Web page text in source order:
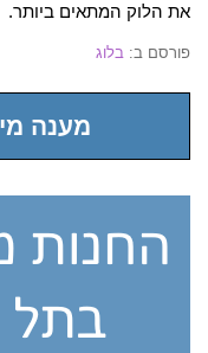
את הלוק המתאים ביותר.
פורסם ב: בלוג
מענה מיידי: 072-